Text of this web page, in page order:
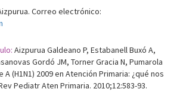
Correo electrónico:
Aizpurua Galdeano P, Estabanell Buxó A,
Gordó JM, Torner Gracia N, Pumarola
A (H1N1) 2009 en Atención Primaria: ¿qué nos
Pediatr Aten Primaria. 2010;12:583-93.